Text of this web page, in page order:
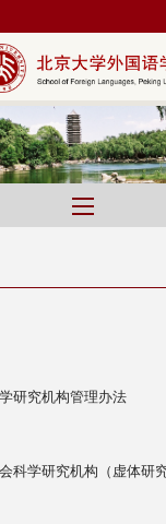
研究机构管理办法
科学研究机构（虚体研